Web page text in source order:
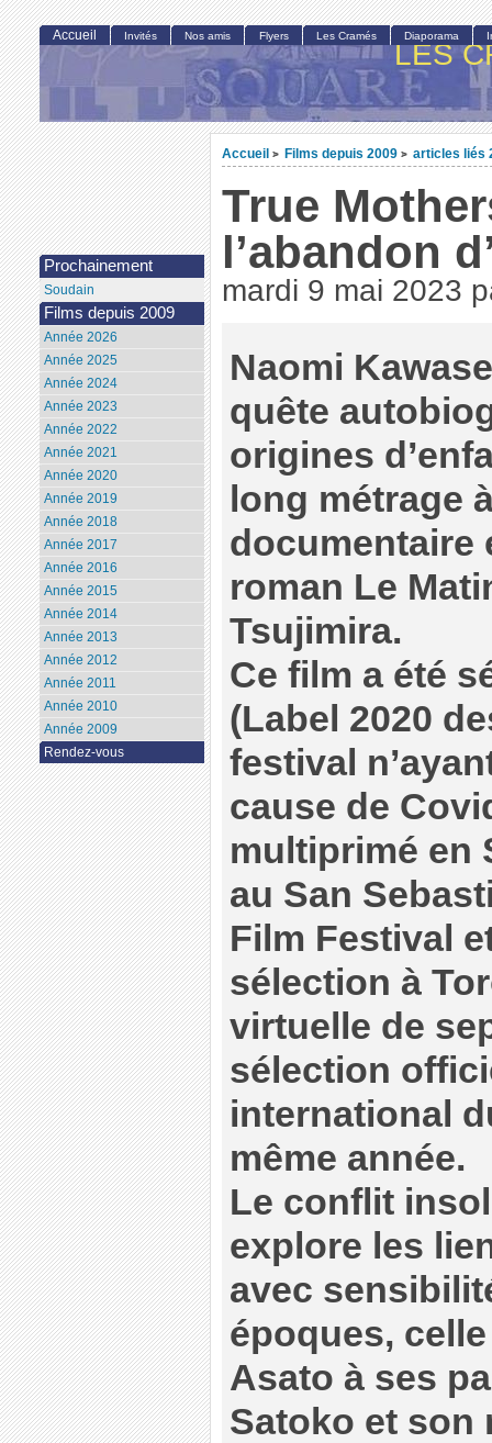
LES
Accueil > Films depuis 2009 > articles liés
True
l’abandon
mardi 9 mai 2023
Naomi
quête
origines
long métrage
documentaire
roman Le
Tsujimira.
Ce film a été
(Label 2020
festival
cause de
multiprimé en
au San
Film Festival
sélection à
virtuelle de
sélection
international
même année.
Le conflit
explore les
avec
époques,
Asato à ses
Satoko et son
Accueil Invités Nos amis Flyers Les Cramés Diaporama
Prochainement
Soudain
Films depuis 2009
Année 2026
Année 2025
Année 2024
Année 2023
Année 2022
Année 2021
Année 2020
Année 2019
Année 2018
Année 2017
Année 2016
Année 2015
Année 2014
Année 2013
Année 2012
Année 2011
Année 2010
Année 2009
Rendez-vous